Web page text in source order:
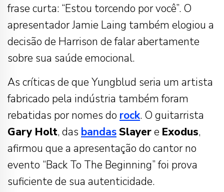
frase curta: “Estou torcendo por você”. O
apresentador Jamie Laing também elogiou a
decisão de Harrison de falar abertamente
sobre sua saúde emocional.
As críticas de que Yungblud seria um artista
fabricado pela indústria também foram
rebatidas por nomes do rock. O guitarrista
Gary Holt, das bandasSlayere Exodus,
afirmou que a apresentação do cantor no
evento “Back To The Beginning” foi prova
suficiente de sua autenticidade.